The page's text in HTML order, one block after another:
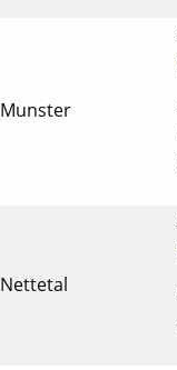
Munster
Nettetal